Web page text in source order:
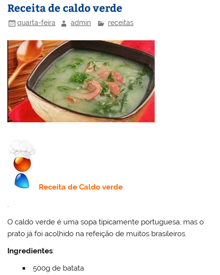
Receita de caldo verde
quarta-feira admin receitas
Receita de Caldo verde
.
O caldo verde é uma sopa tipicamente portuguesa, mas o
prato já foi acolhido na refeição de muitos brasileiros.
Ingredientes:
500g de batata